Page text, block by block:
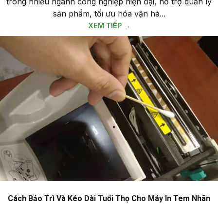
sản phẩm, tối ưu hóa vận hà...
XEM TIẾP →
Cách Bảo Trì Và Kéo Dài Tuổi Thọ Cho Máy In Tem Nhãn